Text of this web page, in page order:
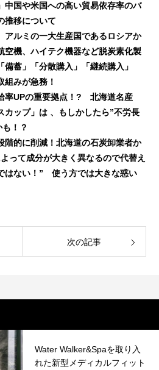
中国や米国への高い貿易依存率のバ
推移について
アルミの一大生産国であるロシアか
空機、ハイテク機器など脱炭素化製
蓄」「分散購入」「継続購入」
組みが急務！
率UPの重要拠点！? 北海道名産
カップ」は 、もしかしたら”不労長
！？
階的に削減！北海道の石炭卸業者か
って成分が大きく異なるので代替え
はない！” 使う方では大きな惑い
次の記事
Water Walker&Spaを取り入
れた新型メディカルフィット